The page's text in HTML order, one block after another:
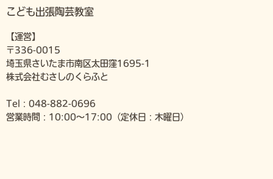
こども出張陶芸教室
【運営】
〒336-0015
埼玉県さいたま市南区太田窪1695-1
株式会社むさしのくらふと
Tel：048-882-0696
営業時間：10:00～17:00（定休日：木曜日）